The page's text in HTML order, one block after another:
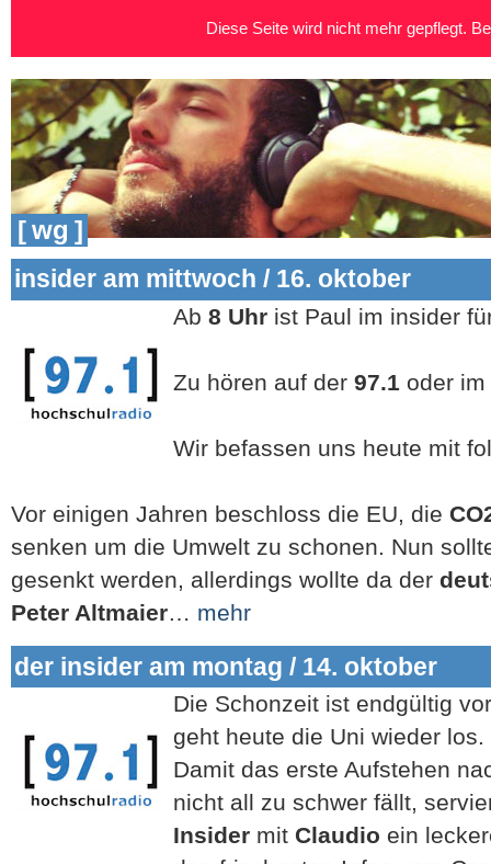
[ wg ]
insider am mittwoch / 16. oktober
Ab 8 Uhr ist Paul im insider
Zu hören auf der 97.1 oder
Wir befassen uns heute mit
Vor einigen Jahren beschloss die EU, die
senken um die Umwelt zu schonen. Nun
gesenkt werden, allerdings wollte da der
Peter Altmaier… mehr
der insider am montag / 14. oktober
Die Schonzeit ist endgültig
geht heute die Uni wieder los.
Damit das erste Aufstehen
nicht all zu schwer fällt,
Insider mit Claudio ein
Diese Seite wird nicht mehr gepflegt.